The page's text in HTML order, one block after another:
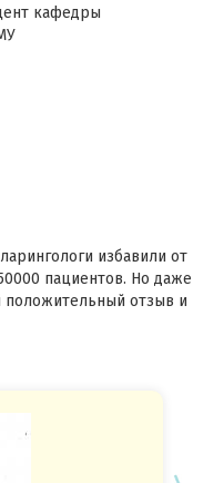
кафедры
избавили от
пациентов. Но даже
отзыв и